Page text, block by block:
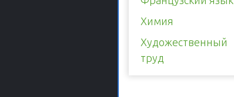
Химия
Художественный
труд